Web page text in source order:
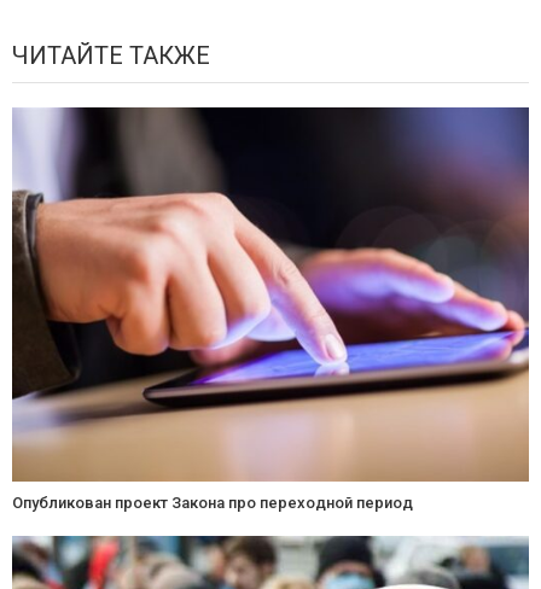
ЧИТАЙТЕ ТАКЖЕ
Опубликован проект Закона про переходной период